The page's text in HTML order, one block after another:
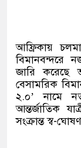
আফ্রিকায়
বিমানবন্দরে
জারি করেছে
বেসামরিক
২.০’ নামে
আন্তর্জাতিক
সংক্রান্ত স্ব-